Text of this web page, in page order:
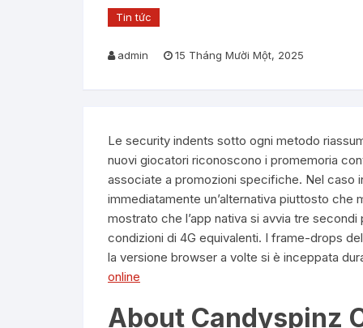
Tin tức
admin 15 Tháng Mười Một, 2025
Le security indents sotto ogni metodo
nuovi giocatori riconoscono i promemoria
associate a promozioni specifiche. Nel caso
immediatamente un’alternativa piuttosto
mostrato che l’app nativa si avvia tre
condizioni di 4G equivalenti. I frame-drops
la versione browser a volte si è inceppata
online
About Candyspinz